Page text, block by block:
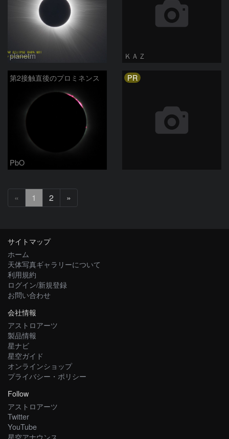
planetm ＫＡＺ
第2接触直後のプロミネンス
PbO
PR
« 1 2 »
へ
サイトマップ
ホーム
天体写真ギャラリーについて
利用規約
ログイン/新規登録
お問い合わせ
会社情報
アストロアーツ
製品情報
星ナビ
星空ガイド
オンラインショップ
プライバシー・ポリシー
Follow
アストロアーツ
Twitter
YouTube
星空アナウンス